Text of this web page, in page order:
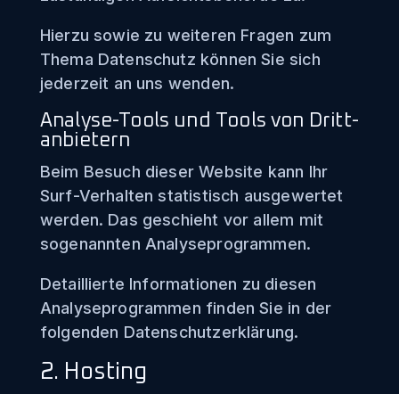
Hierzu sowie zu weiteren Fragen zum
Thema Datenschutz können Sie sich
jederzeit an uns wenden.
Analyse-Tools und Tools von Dritt­
anbietern
Beim Besuch dieser Website kann Ihr
Surf-Verhalten statistisch ausgewertet
werden. Das geschieht vor allem mit
sogenannten Analyseprogrammen.
Detaillierte Informationen zu diesen
Analyseprogrammen finden Sie in der
folgenden Datenschutzerklärung.
2. Hosting